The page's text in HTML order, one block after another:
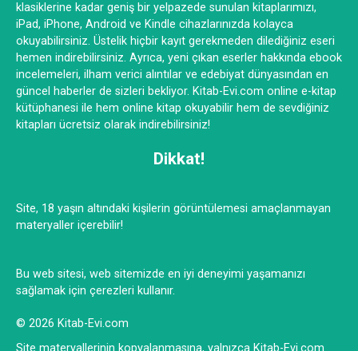
klasiklerine kadar geniş bir yelpazede sunulan kitaplarımızı,
iPad, iPhone, Android ve Kindle cihazlarınızda kolayca
okuyabilirsiniz. Üstelik hiçbir kayıt gerekmeden dilediğiniz eseri
hemen indirebilirsiniz. Ayrıca, yeni çıkan eserler hakkında ebook
incelemeleri, ilham verici alıntılar ve edebiyat dünyasından en
güncel haberler de sizleri bekliyor. Kitab-Evi.com online e-kitap
kütüphanesi ile hem online kitap okuyabilir hem de sevdiğiniz
kitapları ücretsiz olarak indirebilirsiniz!
Dikkat!
Site, 18 yaşın altındaki kişilerin görüntülemesi amaçlanmayan
materyaller içerebilir!
Bu web sitesi, web sitemizde en iyi deneyimi yaşamanızı
sağlamak için çerezleri kullanır.
© 2026 Kitab-Evi.com
Site materyallerinin kopyalanmasına, yalnızca Kitab-Evi.com